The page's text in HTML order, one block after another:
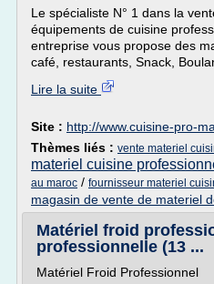
Le spécialiste N° 1 dans la
équipements de cuisine
entreprise vous propose des
café, restaurants, Snack,
Lire la suite
Site : http://www.cuisine-pro-
Thèmes liés : vente materiel
materiel cuisine
au maroc / fournisseur materiel
magasin de vente de materiel
Matériel froid
professionnelle (13 ...
Matériel Froid Professionnel